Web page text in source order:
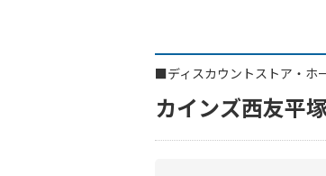
■ディスカウントストア・ホ
カインズ西友平